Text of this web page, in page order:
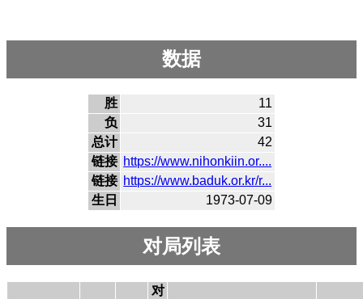
数据
胜
11
负
31
总计
42
链接 https://www.nihonkiin.or....
链接 https://www.baduk.or.kr/r...
生日
1973-07-09
对局列表
对